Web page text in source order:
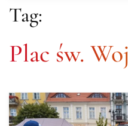
Tag:
Plac św.